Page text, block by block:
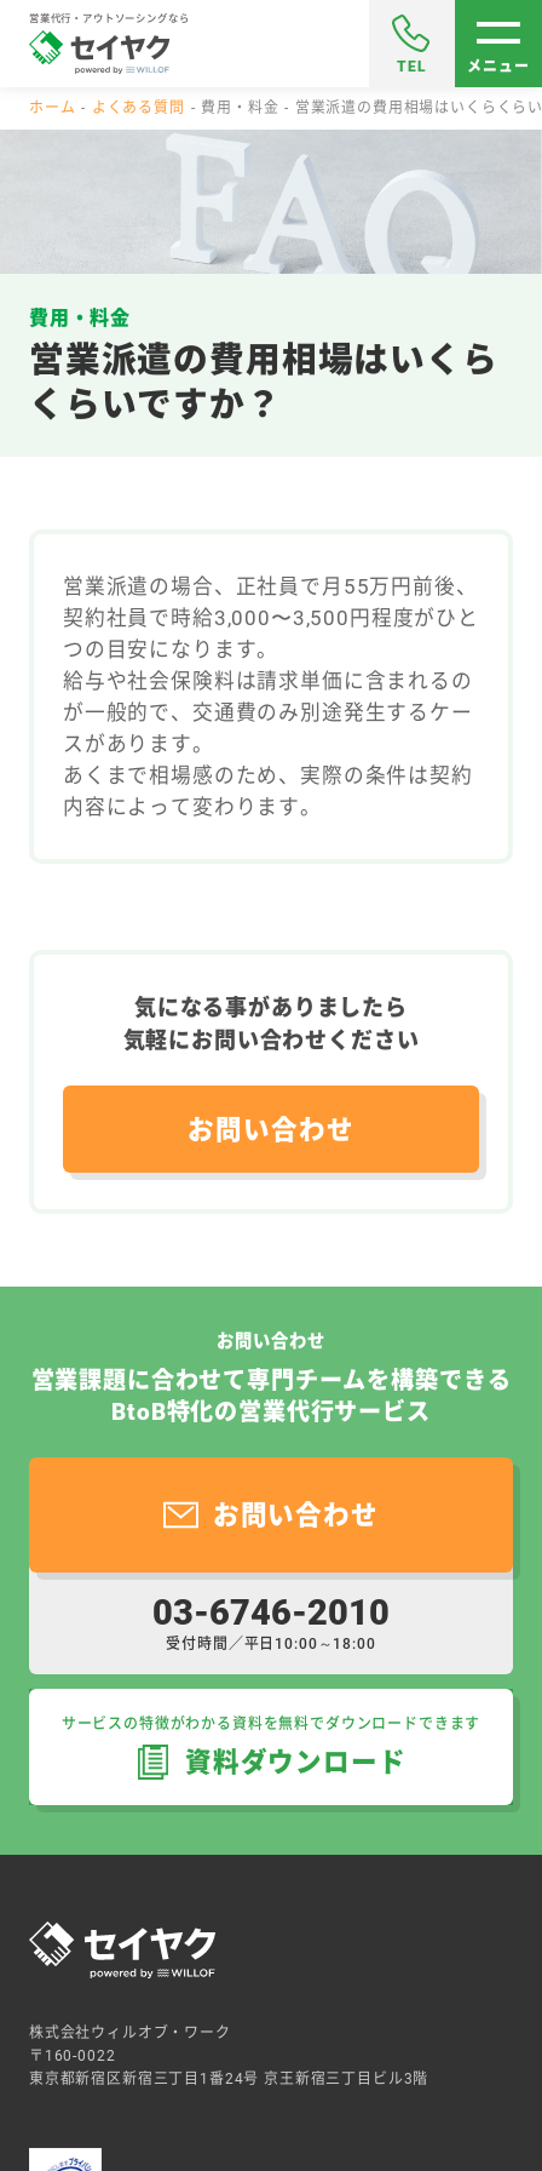
営業代行・アウトソーシングなら
TEL メニュー
ホーム よくある質問 費用・料金 営業派遣の費用相場はいくらくら
費用・料金
営業派遣の費用相場はいくら
くらいですか？
営業派遣の場合、正社員で月55万円前後、
契約社員で時給3,000〜3,500円程度がひと
つの目安になります。
給与や社会保険料は請求単価に含まれるの
が一般的で、交通費のみ別途発生するケー
スがあります。
あくまで相場感のため、実際の条件は契約
内容によって変わります。
気になる事がありましたら
気軽にお問い合わせください
お問い合わせ
お問い合わせ
営業課題に合わせて専門チームを構築できる
BtoB特化の営業代行サービス
お問い合わせ
03-6746-2010
受付時間／平日10:00～18:00
サービスの特徴がわかる資料を無料でダウンロードできます
資料ダウンロード
株式会社ウィルオブ・ワーク
〒160-0022
東京都新宿区新宿三丁目1番24号 京王新宿三丁目ビル3階